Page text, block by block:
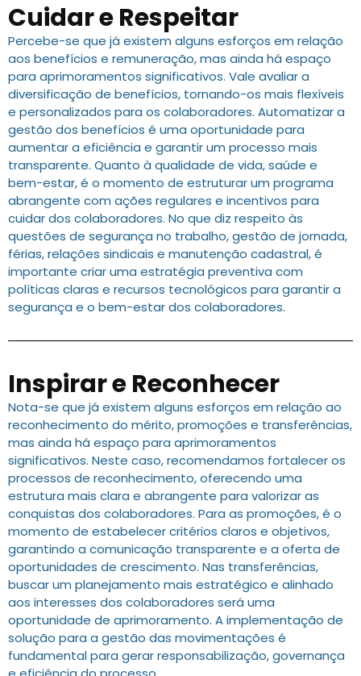
Cuidar e Respeitar
Percebe-se que já existem alguns esforços em relação
aos benefícios e remuneração, mas ainda há espaço
para aprimoramentos significativos. Vale avaliar a
diversificação de benefícios, tornando-os mais flexíveis
e personalizados para os colaboradores. Automatizar a
gestão dos benefícios é uma oportunidade para
aumentar a eficiência e garantir um processo mais
transparente. Quanto à qualidade de vida, saúde e
bem-estar, é o momento de estruturar um programa
abrangente com ações regulares e incentivos para
cuidar dos colaboradores. No que diz respeito às
questões de segurança no trabalho, gestão de jornada,
férias, relações sindicais e manutenção cadastral, é
importante criar uma estratégia preventiva com
políticas claras e recursos tecnológicos para garantir a
segurança e o bem-estar dos colaboradores.
Inspirar e Reconhecer
Nota-se que já existem alguns esforços em relação ao
reconhecimento do mérito, promoções e transferências,
mas ainda há espaço para aprimoramentos
significativos. Neste caso, recomendamos fortalecer os
processos de reconhecimento, oferecendo uma
estrutura mais clara e abrangente para valorizar as
conquistas dos colaboradores. Para as promoções, é o
momento de estabelecer critérios claros e objetivos,
garantindo a comunicação transparente e a oferta de
oportunidades de crescimento. Nas transferências,
buscar um planejamento mais estratégico e alinhado
aos interesses dos colaboradores será uma
oportunidade de aprimoramento. A implementação de
solução para a gestão das movimentações é
fundamental para gerar responsabilização, governança